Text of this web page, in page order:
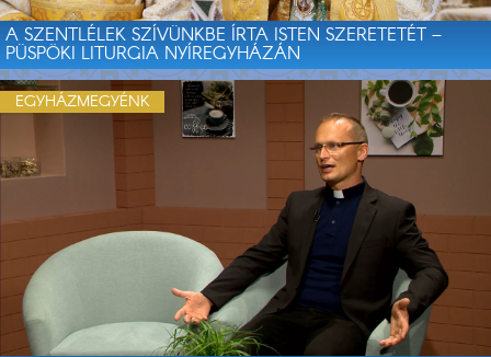
A SZENTLÉLEK SZÍVÜNKBE ÍRTA ISTEN SZERETETÉT –
PÜSPÖKI LITURGIA NYÍREGYHÁZÁN
EGYHÁZMEGYÉNK